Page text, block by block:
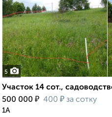
5
Участок 14 сот.,
500 000 ₽ 400 ₽ за сотку
1А